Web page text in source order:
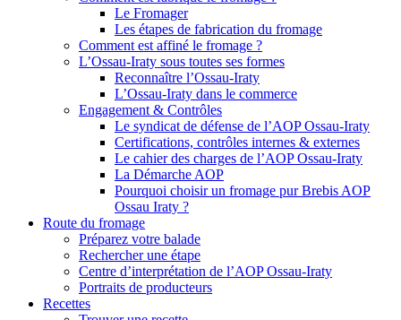
Le Fromager
Les étapes de fabrication du fromage
Comment est affiné le fromage ?
L’Ossau-Iraty sous toutes ses formes
Reconnaître l’Ossau-Iraty
L’Ossau-Iraty dans le commerce
Engagement & Contrôles
Le syndicat de défense de l’AOP Ossau-Iraty
Certifications, contrôles internes & externes
Le cahier des charges de l’AOP Ossau-Iraty
La Démarche AOP
Pourquoi choisir un fromage pur Brebis AOP
Ossau Iraty ?
Route du fromage
Préparez votre balade
Rechercher une étape
Centre d’interprétation de l’AOP Ossau-Iraty
Portraits de producteurs
Recettes